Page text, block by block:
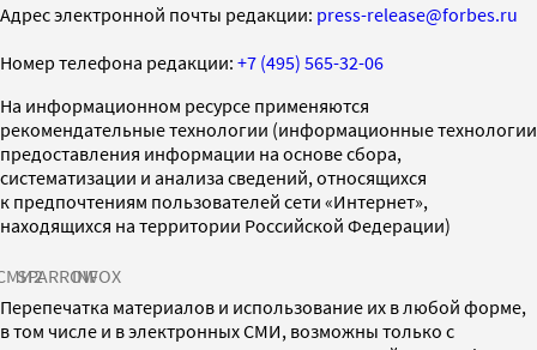
Адрес электронной почты редакции: press-release@forbes.ru
Номер телефона редакции: +7 (495) 565-32-06
На информационном ресурсе применяются
рекомендательные технологии (информационные технологии
предоставления информации на основе сбора,
систематизации и анализа сведений, относящихся
к предпочтениям пользователей сети «Интернет»,
находящихся на территории Российской Федерации)
SPARROWINFOX
Перепечатка материалов и использование их в любой форме,
в том числе и в электронных СМИ, возможны только с